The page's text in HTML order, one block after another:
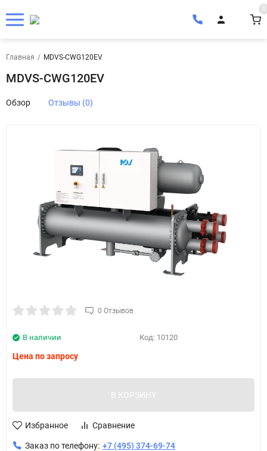
0
Главная / MDVS-CWG120EV
MDVS-CWG120EV
Обзор Отзывы (0)
0 Отзывов
Код: 10120
В наличии
Цена по запросу
В КОРЗИНУ
Избранное Сравнение
Заказ по телефону: +7 (495) 374-69-74